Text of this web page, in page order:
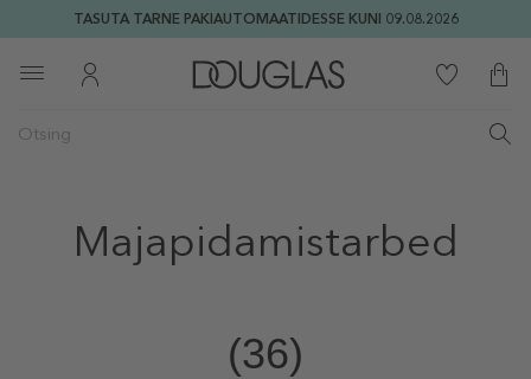
TASUTA TARNE PAKIAUTOMAATIDESSE KUNI 09.08.2026
Majapidamistarbed
(36)